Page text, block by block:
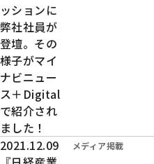
ッションに
弊社社員が
登壇。その
様子がマイ
ナビニュー
ス＋Digital
で紹介され
ました！
投稿日時：
2021.12.09 カテゴリー：
メディア掲載